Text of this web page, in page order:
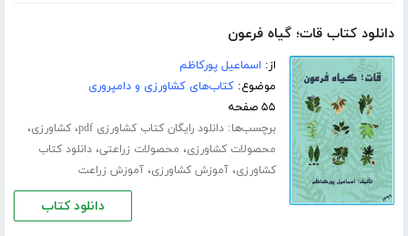
دانلود کتاب قات؛ گیاه فرعون
از: اسماعیل پورکاظم
موضوع:کتاب‌های کشاورزی و دامپروری
۵۵ صفحه
برچسب‌ها:دانلود رایگان کتاب کشاورزی pdf ،کشاورزی،
محصولات کشاورزی، محصولات زراعتی،دانلود کتاب
کشاورزی،آموزش کشاورزی،آموزش زراعت
دانلود کتاب